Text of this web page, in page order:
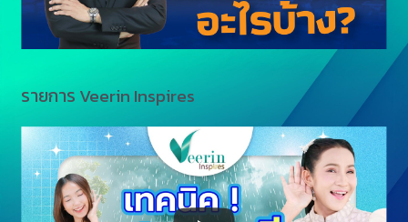
รายการ Veerin Inspires